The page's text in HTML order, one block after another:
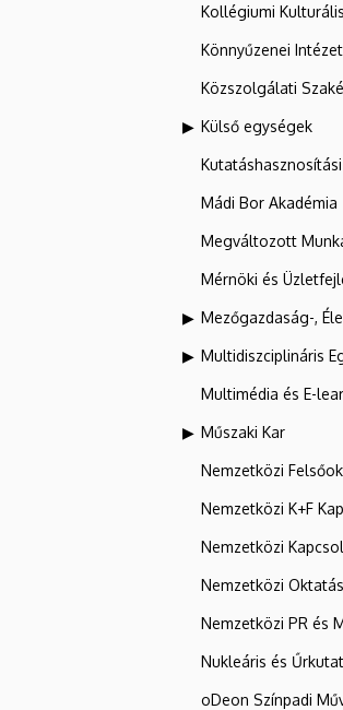
Kollégiumi
Könnyűzenei Intézet
Közszolgálati
Külső egységek
Mádi Bor Akadémia
Megváltozott
Mérnöki és
Mezőgazdaság-,
Multidiszciplináris
Multimédia és E-
Műszaki Kar
Nemzetközi
Nemzetközi K+F
Nemzetközi
Nemzetközi
Nemzetközi PR és
Nukleáris és
oDeon Színpadi